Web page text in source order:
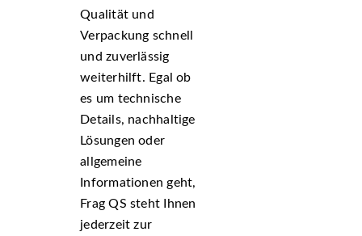
Qualität und
Verpackung schnell
und zuverlässig
weiterhilft. Egal ob
es um technische
Details, nachhaltige
Lösungen oder
allgemeine
Informationen geht,
Frag QS steht Ihnen
jederzeit zur